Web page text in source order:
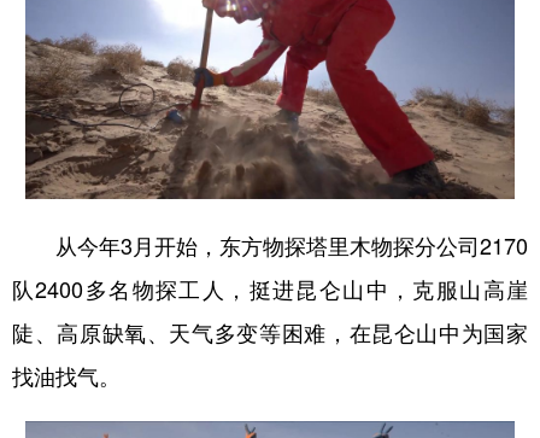
从今年3月开始，东方物探塔里木物探分公司2170
队2400多名物探工人，挺进昆仑山中，克服山高崖
陡、高原缺氧、天气多变等困难，在昆仑山中为国家
找油找气。